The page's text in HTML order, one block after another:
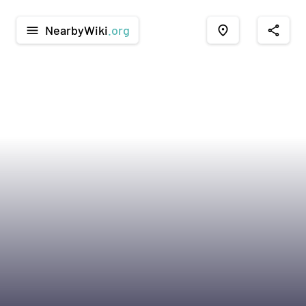
menu NearbyWiki .org place share